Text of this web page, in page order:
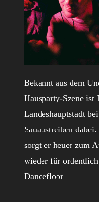
Bekannt aus dem
Hausparty-Szene ist
Landeshauptstadt
Sauaustreiben
sorgt er heuer zum
wieder für
Dancefloor